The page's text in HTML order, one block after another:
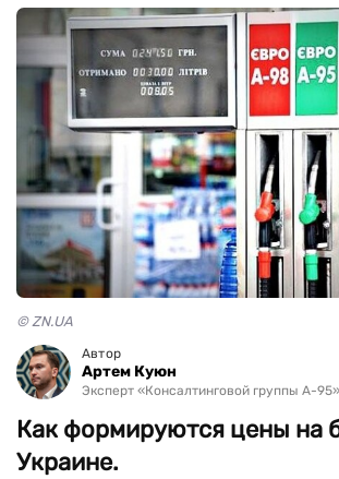
© ZN.UA
Автор
Артем Куюн
Эксперт «Консалтинговой группы А-95»
Как формируются цены на
Украине.